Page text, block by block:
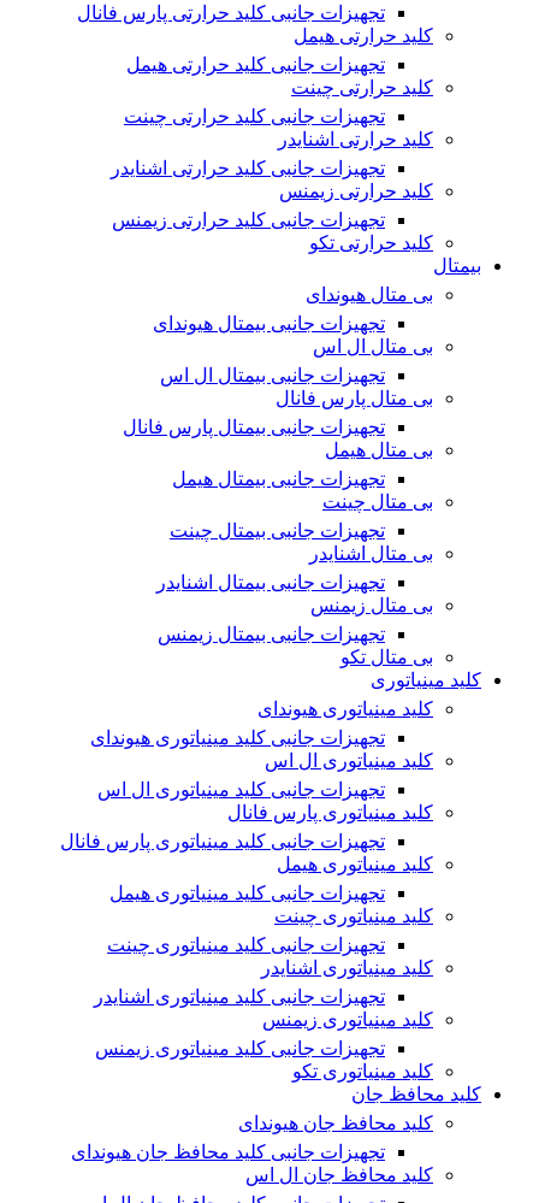
تجهیزات جانبی کلید حرارتی پارس فانال
کلید حرارتی هیمل
تجهیزات جانبی کلید حرارتی هیمل
کلید حرارتی چینت
تجهیزات جانبی کلید حرارتی چینت
کلید حرارتی اشنایدر
تجهیزات جانبی کلید حرارتی اشنایدر
کلید حرارتی زیمنس
تجهیزات جانبی کلید حرارتی زیمنس
کلید حرارتی تکو
بیمتال
بی متال هیوندای
تجهیزات جانبی بیمتال هیوندای
بی متال ال اس
تجهیزات جانبی بیمتال ال اس
بی متال پارس فانال
تجهیزات جانبی بیمتال پارس فانال
بی متال هیمل
تجهیزات جانبی بیمتال هیمل
بی متال چینت
تجهیزات جانبی بیمتال چینت
بی متال اشنایدر
تجهیزات جانبی بیمتال اشنایدر
بی متال زیمنس
تجهیزات جانبی بیمتال زیمنس
بی متال تکو
کلید مینیاتوری
کلید مینیاتوری هیوندای
تجهیزات جانبی کلید مینیاتوری هیوندای
کلید مینیاتوری ال اس
تجهیزات جانبی کلید مینیاتوری ال اس
کلید مینیاتوری پارس فانال
تجهیزات جانبی کلید مینیاتوری پارس فانال
کلید مینیاتوری هیمل
تجهیزات جانبی کلید مینیاتوری هیمل
کلید مینیاتوری چینت
تجهیزات جانبی کلید مینیاتوری چینت
کلید مینیاتوری اشنایدر
تجهیزات جانبی کلید مینیاتوری اشنایدر
کلید مینیاتوری زیمنس
تجهیزات جانبی کلید مینیاتوری زیمنس
کلید مینیاتوری تکو
کلید محافظ جان
کلید محافظ جان هیوندای
تجهیزات جانبی کلید محافظ جان هیوندای
کلید محافظ جان ال اس